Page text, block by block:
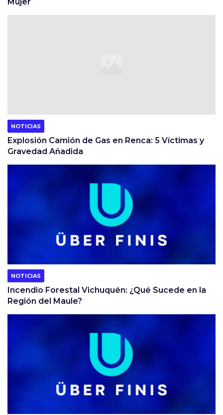
NOTICIAS
Explosión Camión de Gas en Renca: 5 Víctimas y
Gravedad Añadida
NOTICIAS
Incendio Forestal Vichuquén: ¿Qué Sucede en la
Región del Maule?